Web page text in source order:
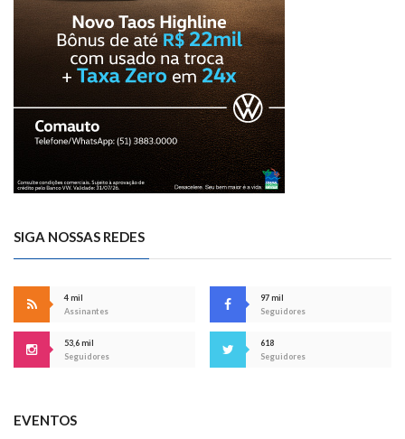
SIGA NOSSAS REDES
4 mil
Assinantes
97 mil
Seguidores
53,6 mil
Seguidores
618
Seguidores
EVENTOS